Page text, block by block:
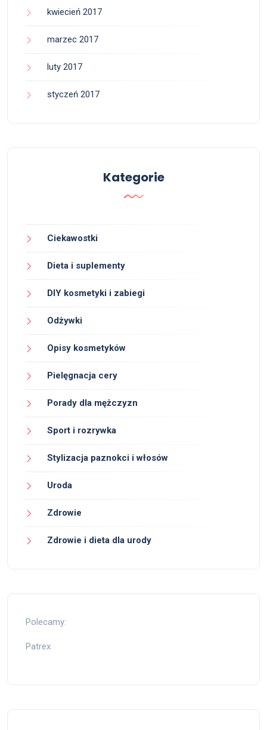
kwiecień 2017
marzec 2017
luty 2017
styczeń 2017
Kategorie
Ciekawostki
Dieta i suplementy
DIY kosmetyki i zabiegi
Odżywki
Opisy kosmetyków
Pielęgnacja cery
Porady dla mężczyzn
Sport i rozrywka
Stylizacja paznokci i włosów
Uroda
Zdrowie
Zdrowie i dieta dla urody
Polecamy:
Patrex